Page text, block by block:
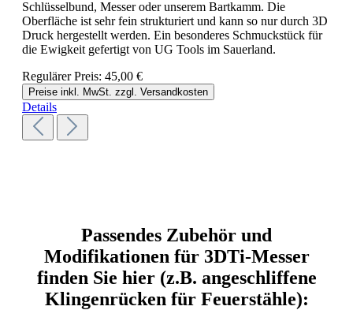
Schlüsselbund, Messer oder unserem Bartkamm. Die
Oberfläche ist sehr fein strukturiert und kann so nur durch 3D
Druck hergestellt werden. Ein besonderes Schmuckstück für
die Ewigkeit gefertigt von UG Tools im Sauerland.
Regulärer Preis: 45,00 €
Preise inkl. MwSt. zzgl. Versandkosten
Details
Passendes Zubehör und
Modifikationen für 3DTi-Messer
finden Sie hier (z.B. angeschliffene
Klingenrücken für Feuerstähle):